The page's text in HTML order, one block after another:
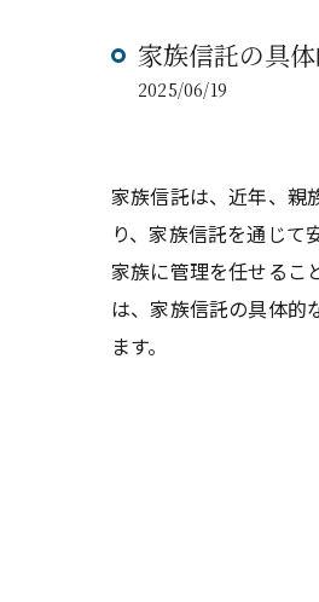
家族信託の具
2025/06/19
家族信託は、近年、親
り、家族信託を通じて
家族に管理を任せるこ
は、家族信託の具体的
ます。